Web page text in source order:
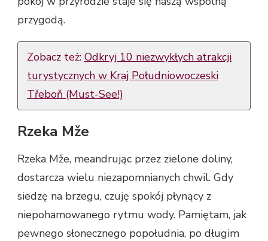
przygodą.
Zobacz też: Odkryj 10 niezwykłych atrakcji
turystycznych w Kraj Południowoczeski
Třeboň (Must-See!)
Rzeka Mže
Rzeka Mže, meandrując przez zielone doliny,
dostarcza wielu niezapomnianych chwil. Gdy
siedzę na brzegu, czuję spokój płynący z
niepohamowanego rytmu wody. Pamiętam, jak
pewnego słonecznego popołudnia, po długim